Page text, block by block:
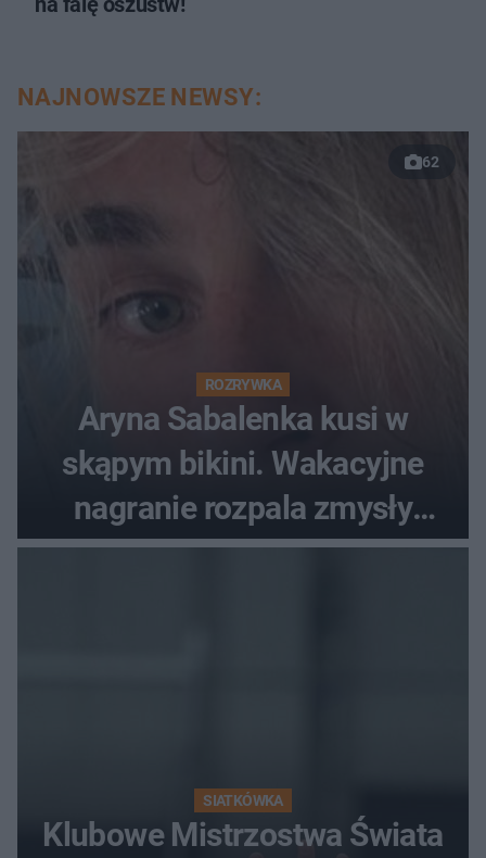
NAJNOWSZE NEWSY:
62
ROZRYWKA
Aryna Sabalenka kusi w
skąpym bikini. Wakacyjne
nagranie rozpala zmysły
fanów
SIATKÓWKA
Klubowe Mistrzostwa Świata